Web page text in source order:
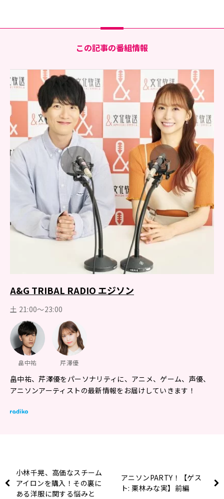
この記事の番組情報
A&G TRIBAL RADIO エジソン
土 21:00～23:00
畠中祐 芹澤優
畠中祐、芹澤優をパーソナリティに、アニメ、ゲーム、声優、
アニソンアーティストの最新情報をお届けしていきます！
小林千晃、高価なスチーム
アイロンを購入！その裏に
ある洋服に関する悩みと
アニソンPARTY！【ゲス
ト: 栗林みな実】前編